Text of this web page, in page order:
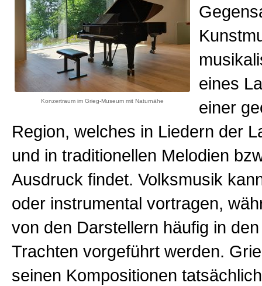
Konzertraum im Grieg-Museum mit Naturnähe
eines
einer
Region, welches in Liedern der
und in traditionellen Melodien
Ausdruck findet. Volksmusik
oder instrumental vortragen,
von den Darstellern häufig in
Trachten vorgeführt werden.
seinen Kompositionen